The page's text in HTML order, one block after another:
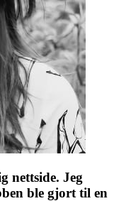
nettside. Jeg
ble gjort til en